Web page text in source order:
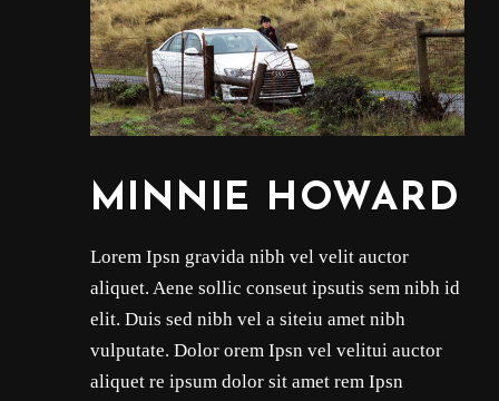
MINNIE HOWARD
Lorem Ipsn gravida nibh vel velit auctor
aliquet. Aene sollic conseut ipsutis sem nibh id
elit. Duis sed nibh vel a siteiu amet nibh
vulputate. Dolor orem Ipsn vel velitui auctor
aliquet re ipsum dolor sit amet rem Ipsn